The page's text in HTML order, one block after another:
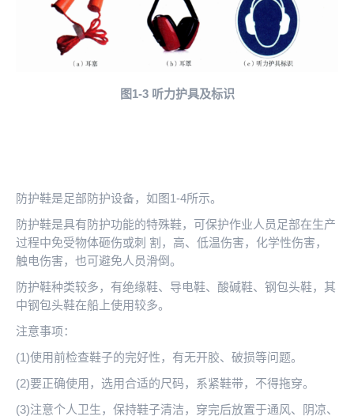
图1-3 听力护具及标识
防护鞋是足部防护设备，如图1-4所示。
防护鞋是具有防护功能的特殊鞋，可保护作业人员足部在生产
过程中免受物体砸伤或刺 割，高、低温伤害，化学性伤害，
触电伤害，也可避免人员滑倒。
防护鞋种类较多，有绝缘鞋、导电鞋、酸碱鞋、钢包头鞋，其
中钢包头鞋在船上使用较多。
注意事项：
(1)使用前检查鞋子的完好性，有无开胶、破损等问题。
(2)要正确使用，选用合适的尺码，系紧鞋带，不得拖穿。
(3)注意个人卫生，保持鞋子清洁，穿完后放置于通风、阴凉、